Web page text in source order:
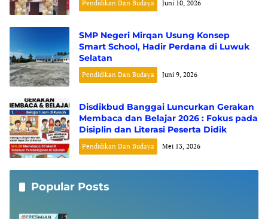
Pendidikan Dan Budaya Juni 10, 2026
SMP Negeri Mirqan Usung Konsep
Smart School, Hadir Perdana di Luwuk
Selatan
Pendidikan Dan Budaya Juni 9, 2026
Disdikbud Banggai Luncurkan Gerakan
Membaca dan Belajar 2026 : Fokus pada
Disiplin dan Literasi Peserta Didik
Pendidikan Dan Budaya Mei 13, 2026
Popular Posts